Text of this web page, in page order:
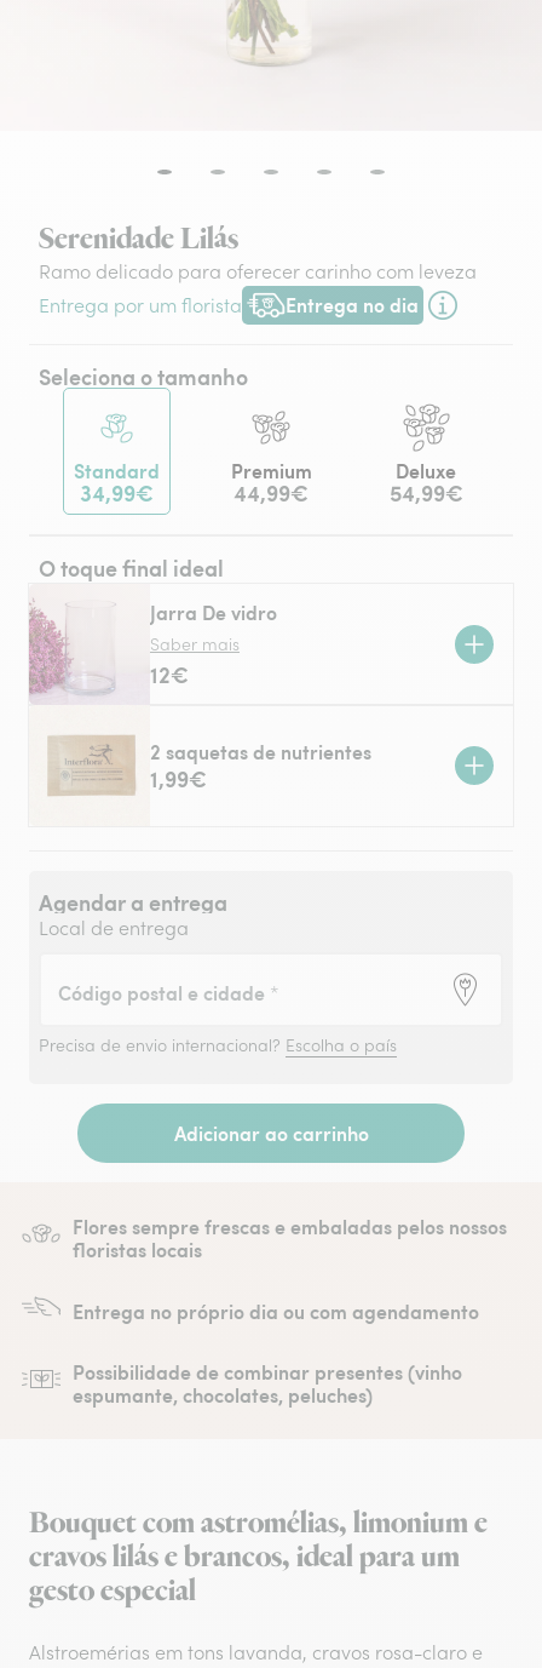
Serenidade Lilás
Ramo delicado para oferecer carinho com leveza
Entrega por um florista
Entrega no dia
Entrega hoje ou na data à tua
Seleciona o tamanho
Standard
34,99€
Premium
44,99€
Deluxe
54,99€
O toque final ideal
Jarra De vidro
Saber mais
12€
2 saquetas de nutrientes
1,99€
Agendar a entrega
Local de entrega
Código postal e cidade *
Precisa de envio internacional? Escolha o país
Adicionar ao carrinho
Flores sempre frescas e embaladas pelos nossos
floristas locais
Entrega no próprio dia ou com agendamento
Possibilidade de combinar presentes (vinho
espumante, chocolates, peluches)
Bouquet com astromélias, limonium e
cravos lilás e brancos, ideal para um
gesto especial
Alstroemérias em tons lavanda, cravos rosa-claro e